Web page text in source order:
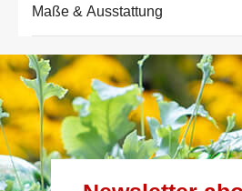
Maße & Ausstattung